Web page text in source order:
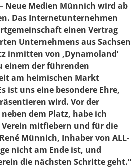
Neue Medien Münnich wird ab
Das Internetunternehmen
einen Vertrag
Unternehmens aus Sachsen
inmitten von ,Dynamoland‘
einem der führenden
am heimischen Markt
ist uns eine besondere Ehre,
wird. Vor der
dem Platz, habe ich
Verein mitfiebern und für die
René Münnich, Inhaber von ALL-
nicht am Ende ist, und
die nächsten Schritte geht.“